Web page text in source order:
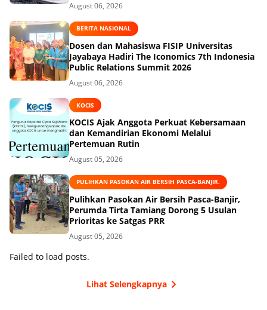
August 06, 2026
BERITA NASIONAL
Dosen dan Mahasiswa FISIP Universitas
Jayabaya Hadiri The Iconomics 7th Indonesia
Public Relations Summit 2026
August 06, 2026
KOCIS
KOCIS Ajak Anggota Perkuat Kebersamaan
dan Kemandirian Ekonomi Melalui
Pertemuan Rutin
August 05, 2026
PULIHKAN PASOKAN AIR BERSIH PASCA-BANJIR.
Pulihkan Pasokan Air Bersih Pasca-Banjir,
Perumda Tirta Tamiang Dorong 5 Usulan
Prioritas ke Satgas PRR
August 05, 2026
Failed to load posts.
Lihat Selengkapnya